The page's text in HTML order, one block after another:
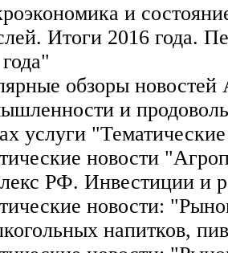
и
Итоги 2016 года.
обзоры
и
услуги
новости
РФ. Инвестиции и
новости:
напитков,